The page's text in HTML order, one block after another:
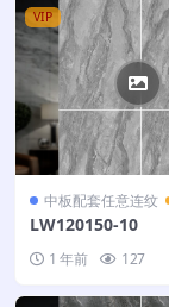
VIP
中板配套任意连纹
LW120150-10
1 年前 127